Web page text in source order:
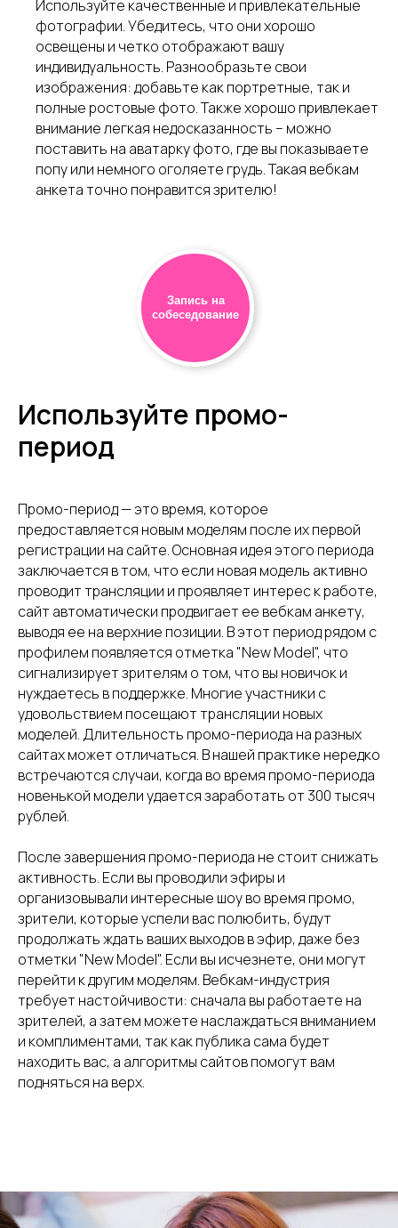
Используйте качественные и привлекательные
фотографии. Убедитесь, что они хорошо
освещены и четко отображают вашу
индивидуальность. Разнообразьте свои
изображения: добавьте как портретные, так и
полные ростовые фото. Также хорошо привлекает
внимание легкая недосказанность – можно
поставить на аватарку фото, где вы показываете
попу или немного оголяете грудь. Такая вебкам
анкета точно понравится зрителю!
Запись на
собеседование
Используйте промо-
период
Промо-период — это время, которое
предоставляется новым моделям после их первой
регистрации на сайте. Основная идея этого периода
заключается в том, что если новая модель активно
проводит трансляции и проявляет интерес к работе,
сайт автоматически продвигает ее вебкам анкету,
выводя ее на верхние позиции. В этот период рядом с
профилем появляется отметка "New Model", что
сигнализирует зрителям о том, что вы новичок и
нуждаетесь в поддержке. Многие участники с
удовольствием посещают трансляции новых
моделей. Длительность промо-периода на разных
сайтах может отличаться. В нашей практике нередко
встречаются случаи, когда во время промо-периода
новенькой модели удается заработать от 300 тысяч
рублей.
После завершения промо-периода не стоит снижать
активность. Если вы проводили эфиры и
организовывали интересные шоу во время промо,
зрители, которые успели вас полюбить, будут
продолжать ждать ваших выходов в эфир, даже без
отметки "New Model". Если вы исчезнете, они могут
перейти к другим моделям. Вебкам-индустрия
требует настойчивости: сначала вы работаете на
зрителей, а затем можете наслаждаться вниманием
и комплиментами, так как публика сама будет
находить вас, а алгоритмы сайтов помогут вам
подняться на верх.